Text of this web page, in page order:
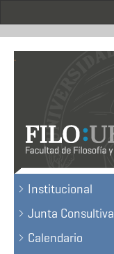
.
Institucional
Junta Consultiva
Calendario